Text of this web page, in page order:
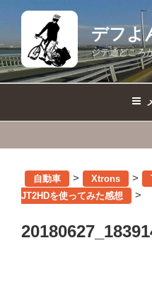
テ
ン
ツ
デフよ
ジテ通どころ
自動車 > Xtrons >
JT2HDを使ってみた感想
>